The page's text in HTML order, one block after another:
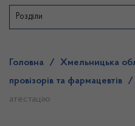
Розділи
Головна / Хмельницька
провізорів та фармацевтів
/
атестацію